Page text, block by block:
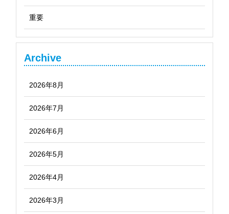
重要
Archive
2026年8月
2026年7月
2026年6月
2026年5月
2026年4月
2026年3月